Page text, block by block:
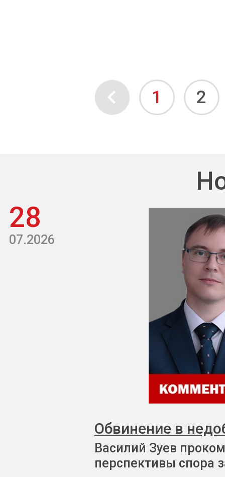
1 2
28
07.2026
Обвинение в
Василий Зуев
перспективы спора